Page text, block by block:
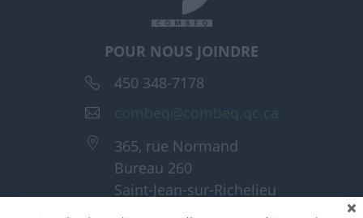
POUR NOUS JOINDRE
450 348-7178
365, rue Normand
Bureau 260
Saint-Jean-sur-Richelieu